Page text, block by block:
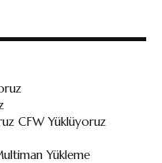
CFW Yüklüyoruz
Yükleme